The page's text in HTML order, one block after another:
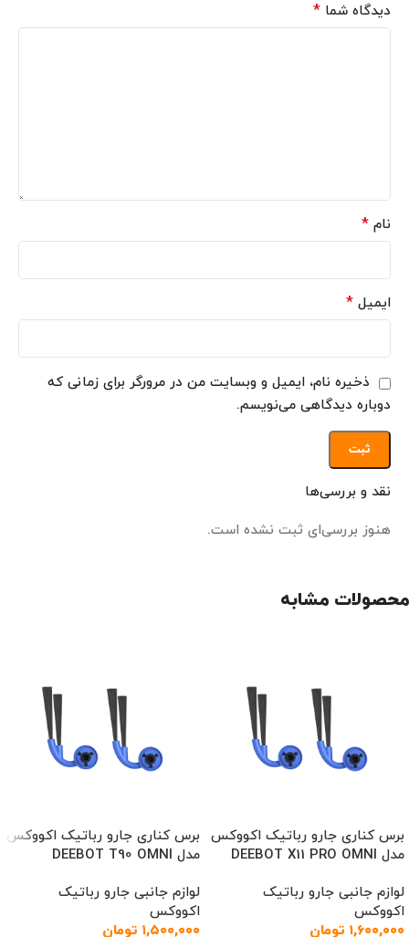
نقد و بررسی‌ها
هنوز بررسی‌ای ثبت نشده است.
دیدگاه شما *
نام *
ایمیل *
ذخیره نام، ایمیل و وبسایت من در مرورگر برای زمانی که
دوباره دیدگاهی می‌نویسم.
محصولات مشابه
برس کناری جارو رباتیک اکووکس
مدل DEEBOT X11 PRO OMNI
لوازم جانبی جارو رباتیک
اکووکس
۱,۶۰۰,۰۰۰ تومان
برس کناری جارو رباتیک اکووکس
مدل DEEBOT T90 OMNI
لوازم جانبی جارو رباتیک
اکووکس
۱,۵۰۰,۰۰۰ تومان